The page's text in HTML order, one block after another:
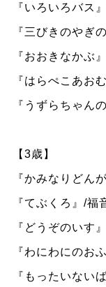
『いろいろバス
『三びきのや
『おおきなかぶ
『はらぺこあお
『うずらちゃん
【3歳】
『かみなりどん
『てぶくろ』/福
『どうぞのいす
『わにわにのお
『もったいない